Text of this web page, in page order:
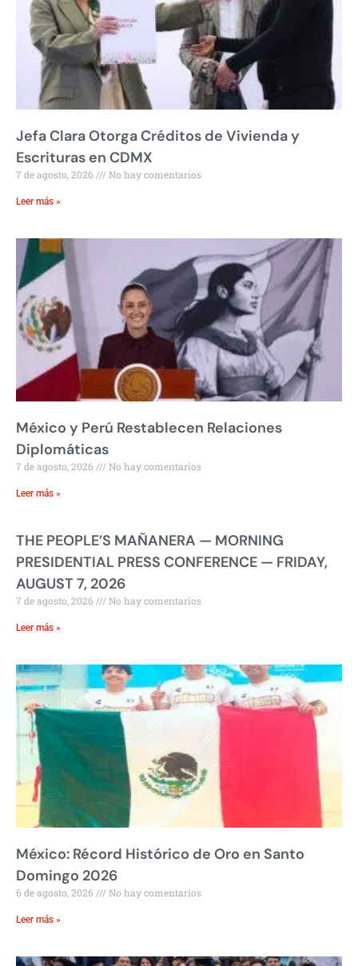
Jefa Clara Otorga Créditos de Vivienda y
Escrituras en CDMX
7 de agosto, 2026 No hay comentarios
Leer más »
México y Perú Restablecen Relaciones
Diplomáticas
7 de agosto, 2026 No hay comentarios
Leer más »
THE PEOPLE’S MAÑANERA — MORNING
PRESIDENTIAL PRESS CONFERENCE — FRIDAY,
AUGUST 7, 2026
7 de agosto, 2026 No hay comentarios
Leer más »
México: Récord Histórico de Oro en Santo
Domingo 2026
6 de agosto, 2026 No hay comentarios
Leer más »